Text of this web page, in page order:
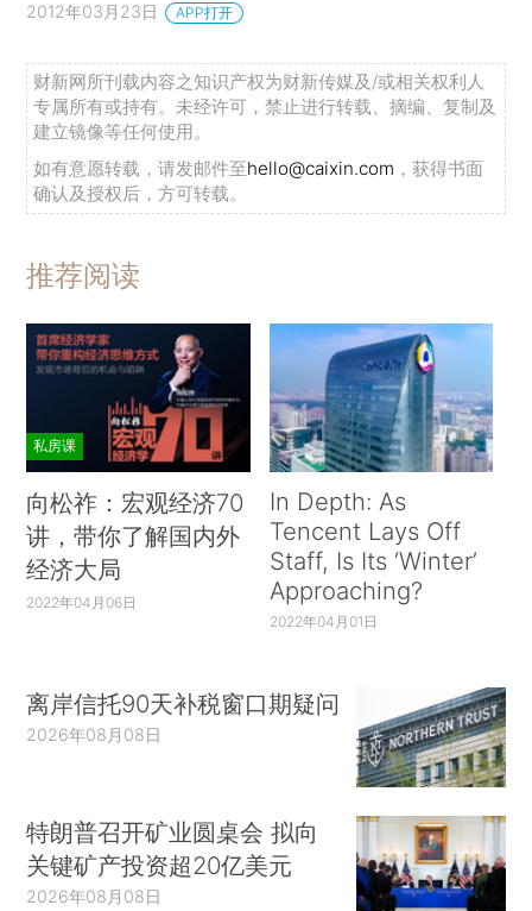
2012年03月23日 APP打开
财新网所刊载内容之知识产权为财新传媒及/或相关权利人
专属所有或持有。未经许可，禁止进行转载、摘编、复制及
建立镜像等任何使用。
如有意愿转载，请发邮件至hello@caixin.com ，获得书面
确认及授权后，方可转载。
推荐阅读
私房课
向松祚：宏观经济70
讲，带你了解国内外
经济大局
2022年04月06日
In Depth: As
Tencent Lays Off
Staff, Is Its ‘Winter’
Approaching?
2022年04月01日
离岸信托90天补税窗口期疑问
2026年08月08日
特朗普召开矿业圆桌会 拟向
关键矿产投资超20亿美元
2026年08月08日